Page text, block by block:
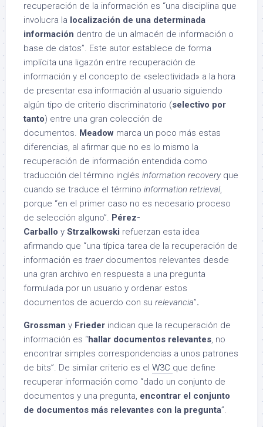
recuperación de la información es “una disciplina que
involucra la localización de una determinada
información dentro de un almacén de información o
base de datos”. Este autor establece de forma
implícita una ligazón entre recuperación de
información y el concepto de «selectividad» a la hora
de presentar esa información al usuario siguiendo
algún tipo de criterio discriminatorio (selectivo por
tanto) entre una gran colección de
documentos. Meadow marca un poco más estas
diferencias, al afirmar que no es lo mismo la
recuperación de información entendida como
traducción del término inglés information recovery que
cuando se traduce el término information retrieval,
porque “en el primer caso no es necesario proceso
de selección alguno”. Pérez-
Carballo y Strzalkowski refuerzan esta idea
afirmando que “una típica tarea de la recuperación de
información es traerdocumentos relevantes desde
una gran archivo en respuesta a una pregunta
formulada por un usuario y ordenar estos
documentos de acuerdo con su relevancia”.
Grossman y Frieder indican que la recuperación de
información es “hallar documentos relevantes, no
encontrar simples correspondencias a unos patrones
de bits”. De similar criterio es el W3C que define
recuperar información como “dado un conjunto de
documentos y una pregunta, encontrar el conjunto
de documentos más relevantes con la pregunta”.